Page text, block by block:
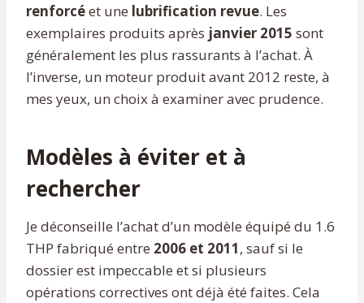
renforcéet une lubrification revue. Les
exemplaires produits après janvier 2015 sont
généralement les plus rassurants à l’achat. À
l’inverse, un moteur produit avant 2012 reste, à
mes yeux, un choix à examiner avec prudence.
Modèles à éviter et à
rechercher
Je déconseille l’achat d’un modèle équipé du 1.6
THP fabriqué entre 2006 et 2011, sauf si le
dossier est impeccable et si plusieurs
opérations correctives ont déjà été faites. Cela